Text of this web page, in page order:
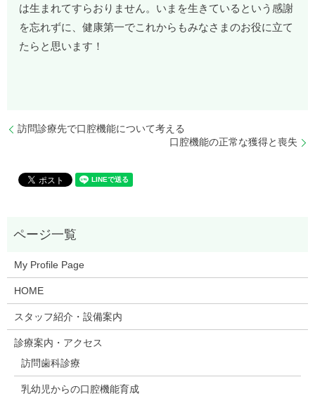
は生まれてすらおりません。いまを生きているという感謝
を忘れずに、健康第一でこれからもみなさまのお役に立て
たらと思います！
訪問診療先で口腔機能について考える
口腔機能の正常な獲得と喪失
My Profile Page
HOME
スタッフ紹介・設備案内
診療案内・アクセス
訪問歯科診療
乳幼児からの口腔機能育成